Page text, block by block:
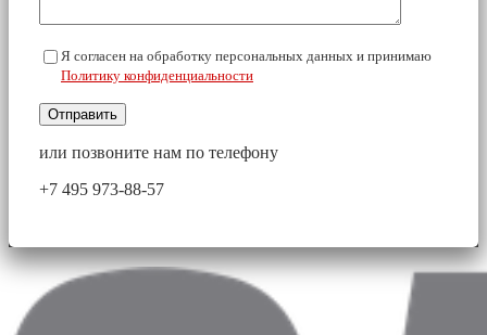
Я согласен на обработку персональных данных и принимаю
Политику конфиденциальности
Отправить
или позвоните нам по телефону
+7 495 973-88-57